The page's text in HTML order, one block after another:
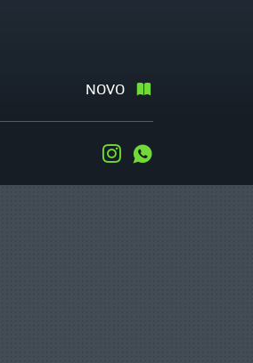
NOVO
Instagram